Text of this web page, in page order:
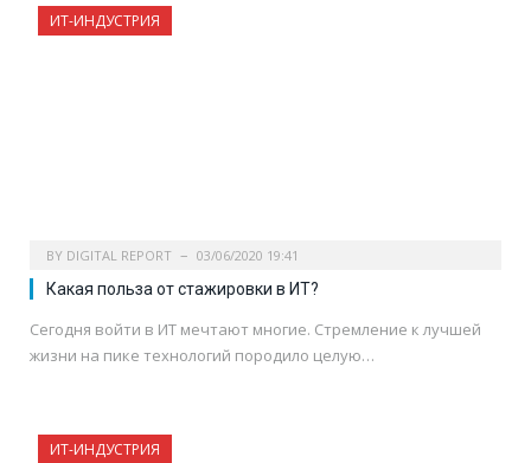
ИТ-ИНДУСТРИЯ
BY DIGITAL REPORT 03/06/2020 19:41
Какая польза от стажировки в ИТ?
Сегодня войти в ИТ мечтают многие. Стремление к лучшей
жизни на пике технологий породило целую…
ИТ-ИНДУСТРИЯ